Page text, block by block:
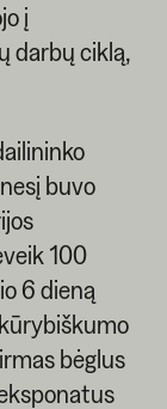
į
darbų ciklą,
buvo
100
6 dieną
bėglus